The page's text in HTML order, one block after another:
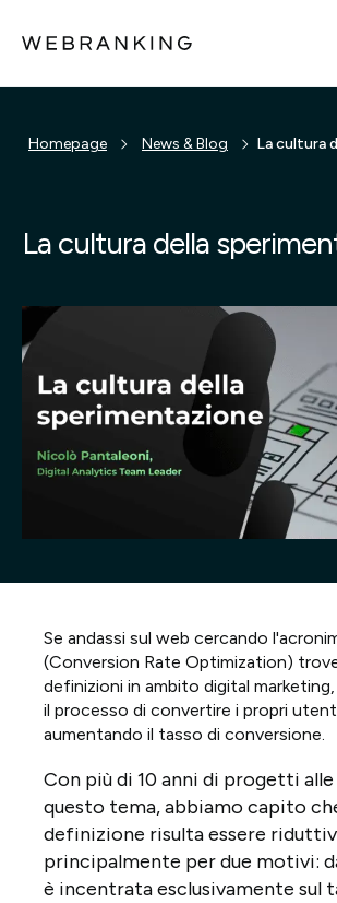
Build
Tech
Chi Siamo
Cosa facciamo
Point of W
Careers
Contatti
Italiano
Homepage News & Blog
La cultura della
Se andassi sul web cercando
(Conversion Rate Optimization)
definizioni in ambito digital
il processo di convertire i propri
aumentando il tasso di conversione.
Con più di 10 anni di progetti alle
questo tema, abbiamo capito
definizione risulta essere
principalmente per due motivi:
è incentrata esclusivamente sul